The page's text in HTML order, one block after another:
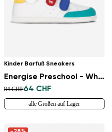
Kinder Barfuß Sneakers
Energise Preschool - White & Multicolour
84 CHF64 CHF
alle Größen auf Lager